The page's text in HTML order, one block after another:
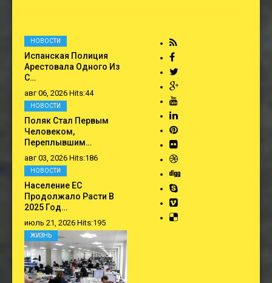
Испанская Полиция
Арестовала Одного Из
С…
авг 06, 2026 Hits:44
НОВОСТИ
Поляк Стал Первым
Человеком,
Переплывшим…
авг 03, 2026 Hits:186
НОВОСТИ
Население ЕС
Продолжало Расти В
2025 Год…
июль 21, 2026 Hits:195
НОВОСТИ
ЖИЗНЬ